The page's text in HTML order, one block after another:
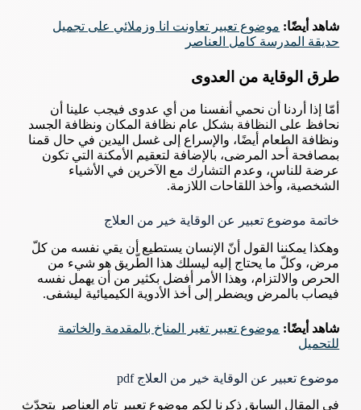
شاهد أيضًا: موضوع تعبير تعاونت انا وزملائي على تجميل
حديقة المدرسة كامل العناصر
طرق الوقاية من العدوى
أمّا إذا أردنا أن نحمي أنفسنا من أي عدوى فيجب علينا أن
نحافظ على النظافة بشكل عام نظافة المكان ونظافة الجسد
ونظافة الطعام أيضًا، والإسراع إلى غسل اليدين في حال قمنا
بمصافحة أحد المرضى، بالإضافة لتعقيم الأمكنة التي تكون
عرضة للناس، وعدم التشارك مع الآخرين في الأشياء
الشخصية، وأخذ اللقاحات اللازمة.
خاتمة موضوع تعبير عن الوقاية خير من العلاج
وهكذا يمكننا القول أنّ الإنسان يستطيع أن يقي نفسه من كلّ
مرض، وكلّ ما يحتاج إليه ليسلك هذا الطّريق هو شيء من
الحرص والالتزام، وهذا الأمر أفضل بكثير من أن يهمل نفسه
فيصاب بالمرض ويضطر إلى أخذ الأدوية الكيميائية ليشفى.
شاهد أيضًا: موضوع تعبير تغير المناخ بالمقدمة والخاتمة
للتحميل
موضوع تعبير عن الوقاية خير من العلاج pdf
في المقال السابق ذكرنا لكم موضوع تعبير تام العناصر يتحدّث